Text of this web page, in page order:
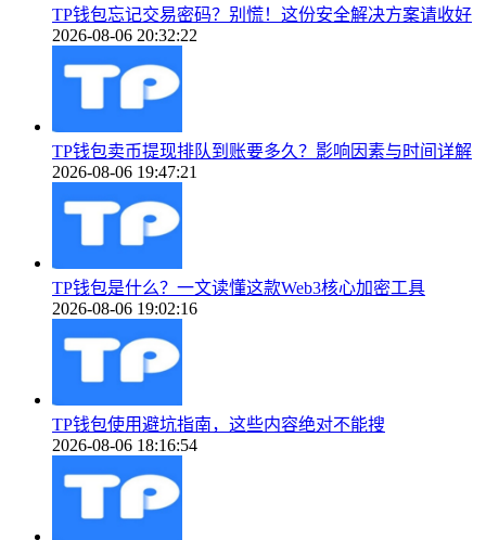
TP钱包忘记交易密码？别慌！这份安全解决方案请收好
2026-08-06 20:32:22
TP钱包卖币提现排队到账要多久？影响因素与时间详解
2026-08-06 19:47:21
TP钱包是什么？一文读懂这款Web3核心加密工具
2026-08-06 19:02:16
TP钱包使用避坑指南，这些内容绝对不能搜
2026-08-06 18:16:54